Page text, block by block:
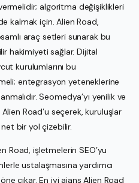
algoritma değişiklikleri
kalmak için. Alien Road,
araç setleri sunarak bu
hakimiyeti sağlar. Dijital
kurulumlarını bu
entegrasyon yeteneklerine
Seomedya’yı yenilik ve
Road’u seçerek, kuruluşlar
bir yol çizebilir.
Road, işletmelerin SEO’yu
ustalaşmasına yardımcı
çıkar. En iyi ajans Alien Road